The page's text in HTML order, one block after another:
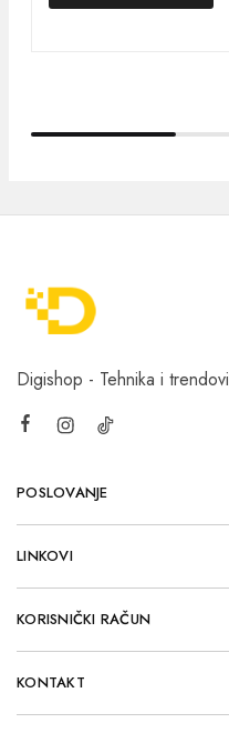
Digishop - Tehnika i trendovi
POSLOVANJE
LINKOVI
KORISNIČKI RAČUN
KONTAKT